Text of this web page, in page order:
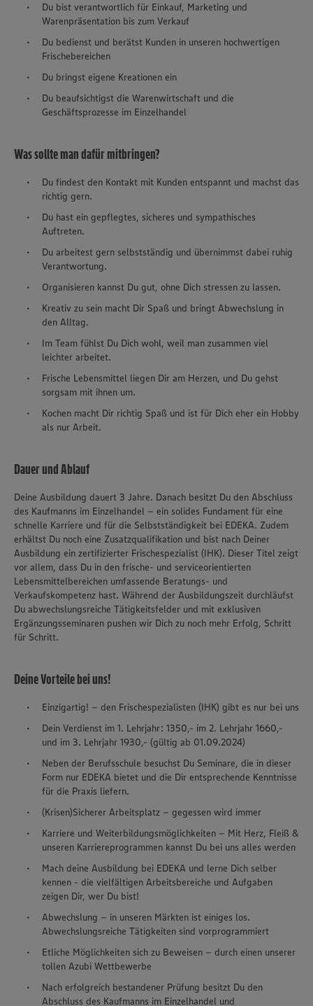
Du bist verantwortlich für Einkauf, Marketing und
Warenpräsentation bis zum Verkauf
Du bedienst und berätst Kunden in unseren hochwertigen
Frischebereichen
Du bringst eigene Kreationen ein
Du beaufsichtigst die Warenwirtschaft und die
Geschäftsprozesse im Einzelhandel
Was sollte man dafür mitbringen?
Du findest den Kontakt mit Kunden entspannt und machst das
richtig gern.
Du hast ein gepflegtes, sicheres und sympathisches
Auftreten.
Du arbeitest gern selbstständig und übernimmst dabei ruhig
Verantwortung.
Organisieren kannst Du gut, ohne Dich stressen zu lassen.
Kreativ zu sein macht Dir Spaß und bringt Abwechslung in
den Alltag.
Im Team fühlst Du Dich wohl, weil man zusammen viel
leichter arbeitet.
Frische Lebensmittel liegen Dir am Herzen, und Du gehst
sorgsam mit ihnen um.
Kochen macht Dir richtig Spaß und ist für Dich eher ein Hobby
als nur Arbeit.
Dauer und Ablauf
Deine Ausbildung dauert 3 Jahre. Danach besitzt Du den Abschluss
des Kaufmanns im Einzelhandel – ein solides Fundament für eine
schnelle Karriere und für die Selbstständigkeit bei EDEKA. Zudem
erhältst Du noch eine Zusatzqualifikation und bist nach Deiner
Ausbildung ein zertifizierter Frischespezialist (IHK). Dieser Titel zeigt
vor allem, dass Du in den frische- und serviceorientierten
Lebensmittelbereichen umfassende Beratungs- und
Verkaufskompetenz hast. Während der Ausbildungszeit durchläufst
Du abwechslungsreiche Tätigkeitsfelder und mit exklusiven
Ergänzungsseminaren pushen wir Dich zu noch mehr Erfolg, Schritt
für Schritt.
Deine Vorteile bei uns!
Einzigartig! – den Frischespezialisten (IHK) gibt es nur bei uns
Dein Verdienst im 1. Lehrjahr: 1350,- im 2. Lehrjahr 1660,-
und im 3. Lehrjahr 1930,- (gültig ab 01.09.2024)
Neben der Berufsschule besuchst Du Seminare, die in dieser
Form nur EDEKA bietet und die Dir entsprechende Kenntnisse
für die Praxis liefern.
(Krisen)Sicherer Arbeitsplatz – gegessen wird immer
Karriere und Weiterbildungsmöglichkeiten – Mit Herz, Fleiß &
unseren Karriereprogrammen kannst Du bei uns alles werden
Mach deine Ausbildung bei EDEKA und lerne Dich selber
kennen - die vielfältigen Arbeitsbereiche und Aufgaben
zeigen Dir, wer Du bist!
Abwechslung – in unseren Märkten ist einiges los.
Abwechslungsreiche Tätigkeiten sind vorprogrammiert
Etliche Möglichkeiten sich zu Beweisen – durch einen unserer
tollen Azubi Wettbewerbe
Nach erfolgreich bestandener Prüfung besitzt Du den
Abschluss des Kaufmanns im Einzelhandel und